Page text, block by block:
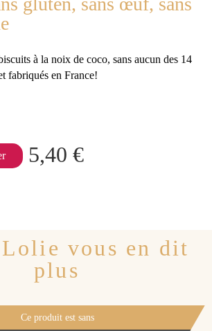
à la noix de coco, sans aucun des 14
fabriqués en France!
5,40 €
vous en dit
plus
Ce produit est sans